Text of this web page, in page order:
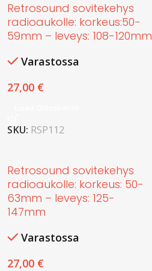
Retrosound sovitekehys
radioaukolle: korkeus:50-
59mm – leveys: 108-120mm
Varastossa
27,00 €
SKU: RSP112
Retrosound sovitekehys
radioaukolle: korkeus: 50-
63mm – leveys: 125-
147mm
Varastossa
27,00 €